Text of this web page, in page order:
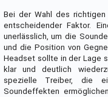
Bei der Wahl des
entscheidender Faktor.
unerlässlich, um die
und die Position von
Headset sollte in der Lage
klar und deutlich
spezielle Treiber, die
Soundeffekten